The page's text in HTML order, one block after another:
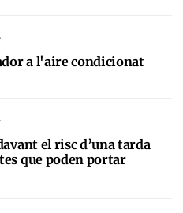
a l'aire condicionat
el risc d’una tarda
que poden portar